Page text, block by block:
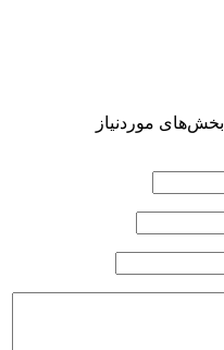
بخش‌های موردنیاز